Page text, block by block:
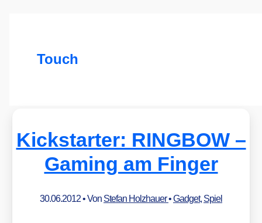
Touch
Kickstarter: RINGBOW –
Gaming am Finger
30.06.2012• Von Stefan Holzhauer•Gadget, Spiel